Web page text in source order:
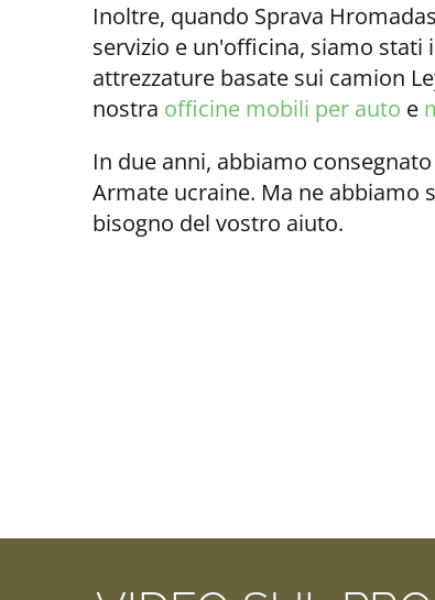
Inoltre, quando Sprava
servizio e un'officina, siamo stati
attrezzature basate sui camion
nostra officine mobili per auto e
In due anni, abbiamo
Armate ucraine. Ma ne abbiamo
bisogno del vostro aiuto.